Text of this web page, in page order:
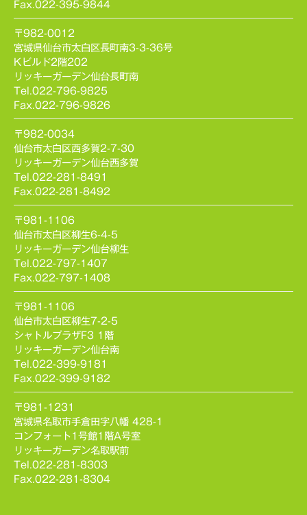
Fax.022-395-9844
〒982-0012
宮城県仙台市太白区長町南3-3-36号
Kビルド2階202
リッキーガーデン仙台長町南
Tel.022-796-9825
Fax.022-796-9826
〒982-0034
仙台市太白区西多賀2-7-30
リッキーガーデン仙台西多賀
Tel.022-281-8491
Fax.022-281-8492
〒981-1106
仙台市太白区柳生6-4-5
リッキーガーデン仙台柳生
Tel.022-797-1407
Fax.022-797-1408
〒981-1106
仙台市太白区柳生7-2-5
シャトルプラザF3 1階
リッキーガーデン仙台南
Tel.022-399-9181
Fax.022-399-9182
〒981-1231
宮城県名取市手倉田字八幡 428-1
コンフォート1号館1階A号室
リッキーガーデン名取駅前
Tel.022-281-8303
Fax.022-281-8304